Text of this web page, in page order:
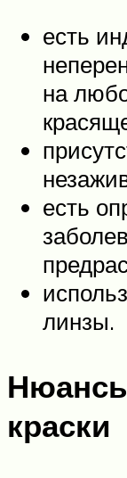
есть
на
есть
линзы.
краски